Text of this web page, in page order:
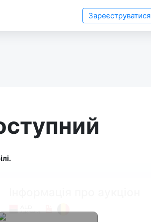
Зареєструватися